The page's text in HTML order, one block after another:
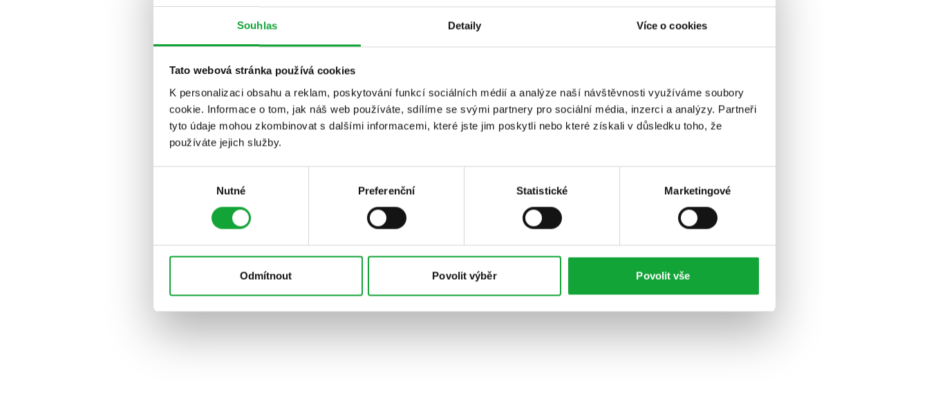
Souhlas Detaily Více o cookies
Tato webová stránka používá cookies
K personalizaci obsahu a reklam, poskytování funkcí sociálních médií a analýze naší návštěvnosti využíváme soubory
cookie. Informace o tom, jak náš web používáte, sdílíme se svými partnery pro sociální média, inzerci a analýzy. Partneři
tyto údaje mohou zkombinovat s dalšími informacemi, které jste jim poskytli nebo které získali v důsledku toho, že
používáte jejich služby.
Nutné Preferenční Statistické Marketingové
Odmítnout Povolit výběr Povolit vše